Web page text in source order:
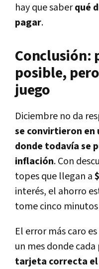
hay que saberqué
pagar.
Conclusión:
posible,
juego
Diciembre no da
se convirtieron en
donde todavía se
inflación. Con
topes que llegan a
interés, el ahorro
tome cinco
El error más caro
un mes donde
tarjeta correcta